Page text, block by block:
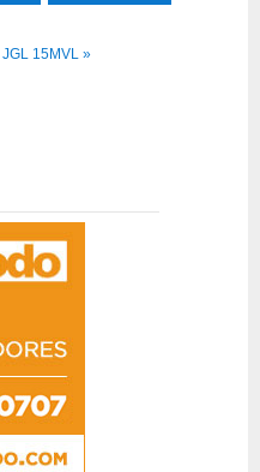
JGL 15MVL »